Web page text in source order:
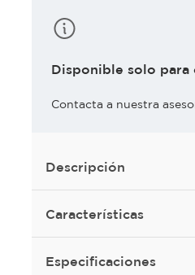
Disponible solo para
Contacta a nuestra
Descripción
Características
Especificaciones